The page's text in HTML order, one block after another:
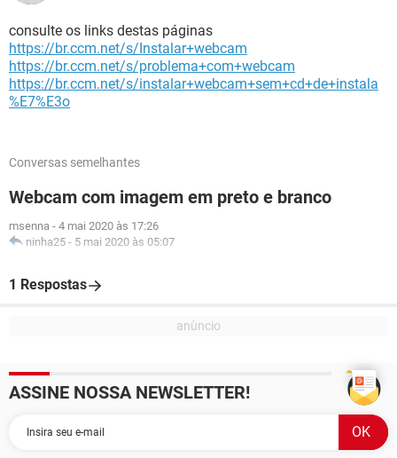
consulte os links destas páginas
https://br.ccm.net/s/Instalar+webcam
https://br.ccm.net/s/problema+com+webcam
https://br.ccm.net/s/instalar+webcam+sem+cd+de+instala
%E7%E3o
Conversas semelhantes
Webcam com imagem em preto e branco
msenna - 4 mai 2020 às 17:26
ninha25 - 5 mai 2020 às 05:07
1 Respostas
ASSINE NOSSA NEWSLETTER!